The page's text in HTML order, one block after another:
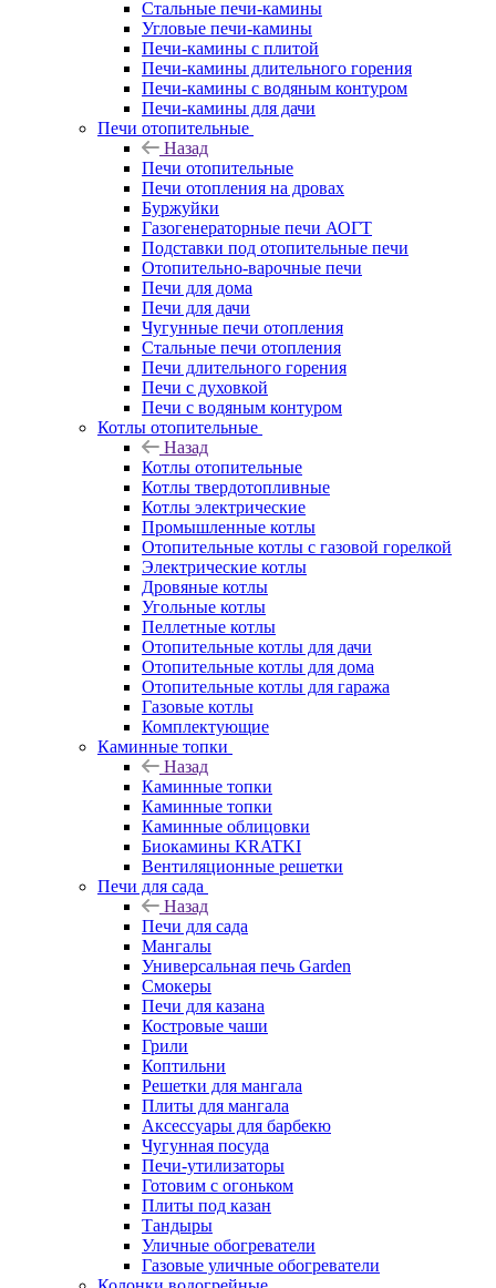
Стальные печи-камины
Угловые печи-камины
Печи-камины с плитой
Печи-камины длительного горения
Печи-камины с водяным контуром
Печи-камины для дачи
Печи отопительные
Назад
Печи отопительные
Печи отопления на дровах
Буржуйки
Газогенераторные печи АОГТ
Подставки под отопительные печи
Отопительно-варочные печи
Печи для дома
Печи для дачи
Чугунные печи отопления
Стальные печи отопления
Печи длительного горения
Печи с духовкой
Печи с водяным контуром
Котлы отопительные
Назад
Котлы отопительные
Котлы твердотопливные
Котлы электрические
Промышленные котлы
Отопительные котлы с газовой горелкой
Электрические котлы
Дровяные котлы
Угольные котлы
Пеллетные котлы
Отопительные котлы для дачи
Отопительные котлы для дома
Отопительные котлы для гаража
Газовые котлы
Комплектующие
Каминные топки
Назад
Каминные топки
Каминные топки
Каминные облицовки
Биокамины KRATKI
Вентиляционные решетки
Печи для сада
Назад
Печи для сада
Мангалы
Универсальная печь Garden
Смокеры
Печи для казана
Костровые чаши
Грили
Коптильни
Решетки для мангала
Плиты для мангала
Аксессуары для барбекю
Чугунная посуда
Печи-утилизаторы
Готовим с огоньком
Плиты под казан
Тандыры
Уличные обогреватели
Газовые уличные обогреватели